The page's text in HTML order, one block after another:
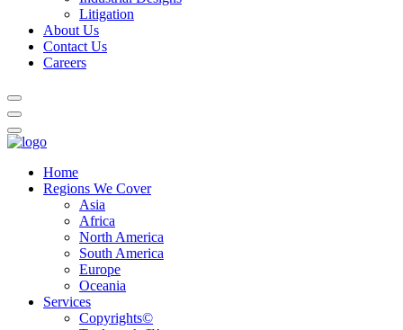
Litigation
About Us
Contact Us
Careers
Home
Regions We Cover
Asia
Africa
North America
South America
Europe
Oceania
Services
Copyrights©